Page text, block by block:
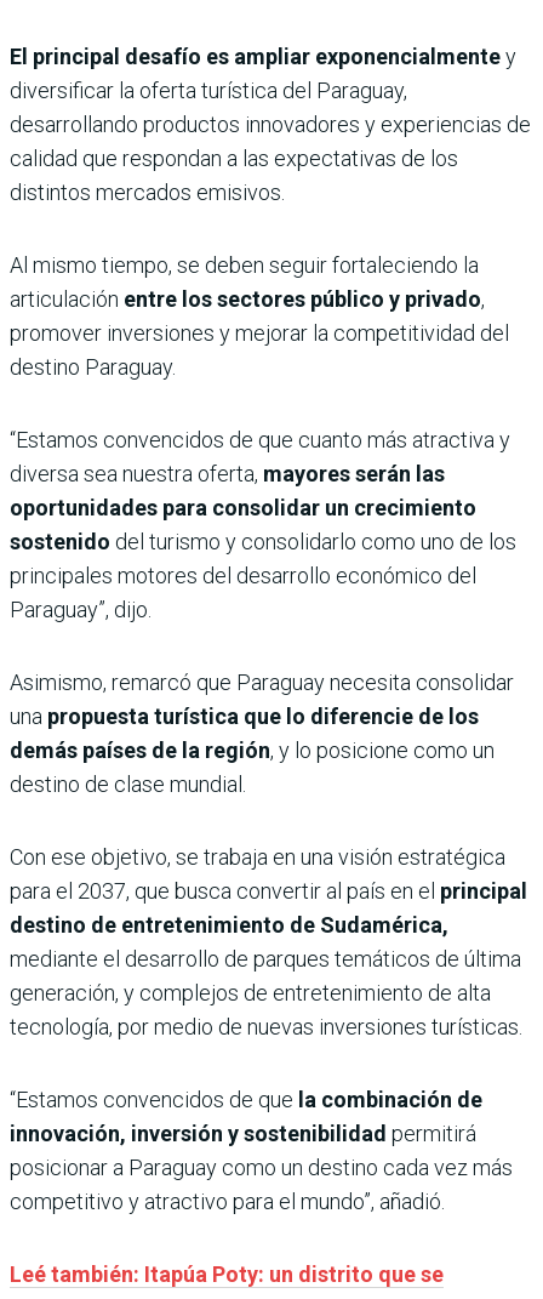
El principal desafío es ampliar exponencialmentey
diversificar la oferta turística del Paraguay,
desarrollando productos innovadores y experiencias de
calidad que respondan a las expectativas de los
distintos mercados emisivos.
Al mismo tiempo, se deben seguir fortaleciendo la
articulación entre los sectores público y privado,
promover inversiones y mejorar la competitividad del
destino Paraguay.
“Estamos convencidos de que cuanto más atractiva y
diversa sea nuestra oferta, mayores serán las
oportunidades para consolidar un crecimiento
sostenido del turismo y consolidarlo como uno de los
principales motores del desarrollo económico del
Paraguay”, dijo.
Asimismo, remarcó que Paraguay necesita consolidar
una propuesta turística que lo diferencie de los
demás países de la región, y lo posicione como un
destino de clase mundial.
Con ese objetivo, se trabaja en una visión estratégica
para el 2037, que busca convertir al país en el principal
destino de entretenimiento de Sudamérica,
mediante el desarrollo de parques temáticos de última
generación, y complejos de entretenimiento de alta
tecnología, por medio de nuevas inversiones turísticas.
“Estamos convencidos de que la combinación de
innovación, inversión y sostenibilidad permitirá
posicionar a Paraguay como un destino cada vez más
competitivo y atractivo para el mundo”, añadió.
Leé también: Itapúa Poty: un distrito que se